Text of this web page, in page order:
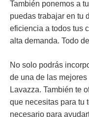
También ponemos a
puedas trabajar en tu
eficiencia a todos tus
alta demanda. Todo
No solo podrás
de una de las
Lavazza. También te
que necesitas para tu
necesario para